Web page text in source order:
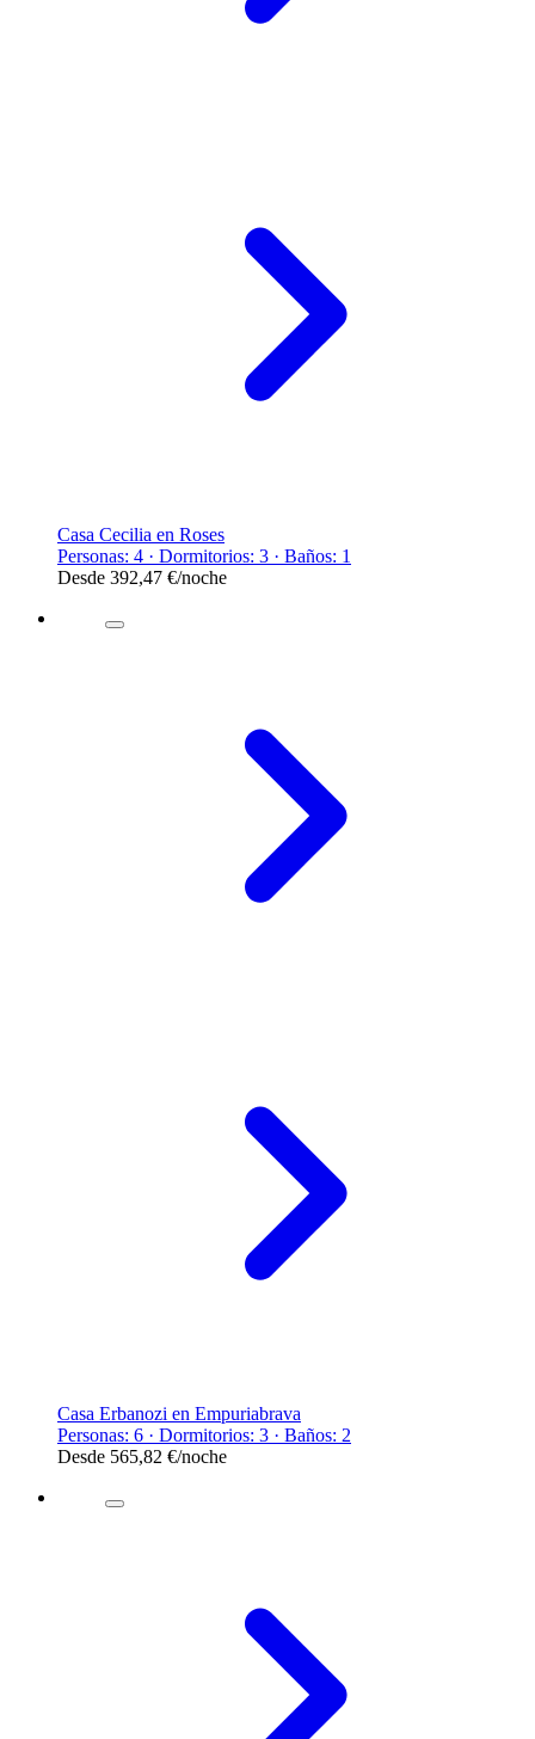
Casa Cecilia en Roses
Personas: 4 · Dormitorios: 3 · Baños: 1
Desde 392,47 €/noche
Casa Erbanozi en Empuriabrava
Personas: 6 · Dormitorios: 3 · Baños: 2
Desde 565,82 €/noche